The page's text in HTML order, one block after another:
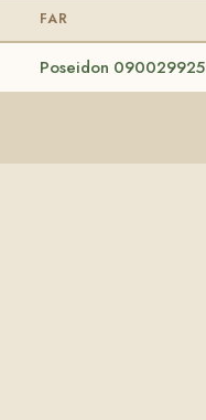
FAR
Poseidon 090029925